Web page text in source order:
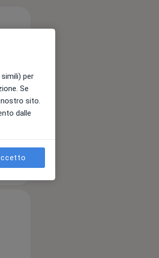
13 Ago
per
Se
sito.
dalle